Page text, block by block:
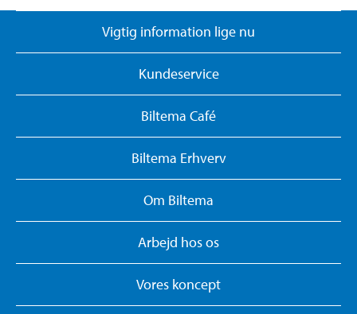
Vigtig information lige nu
Kundeservice
Biltema Café
Biltema Erhverv
Om Biltema
Arbejd hos os
Vores koncept